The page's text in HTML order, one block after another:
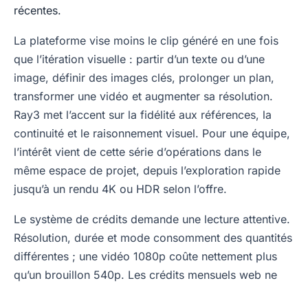
récentes.
La plateforme vise moins le clip généré en une fois
que l’itération visuelle : partir d’un texte ou d’une
image, définir des images clés, prolonger un plan,
transformer une vidéo et augmenter sa résolution.
Ray3 met l’accent sur la fidélité aux références, la
continuité et le raisonnement visuel. Pour une équipe,
l’intérêt vient de cette série d’opérations dans le
même espace de projet, depuis l’exploration rapide
jusqu’à un rendu 4K ou HDR selon l’offre.
Le système de crédits demande une lecture attentive.
Résolution, durée et mode consomment des quantités
différentes ; une vidéo 1080p coûte nettement plus
qu’un brouillon 540p. Les crédits mensuels web ne